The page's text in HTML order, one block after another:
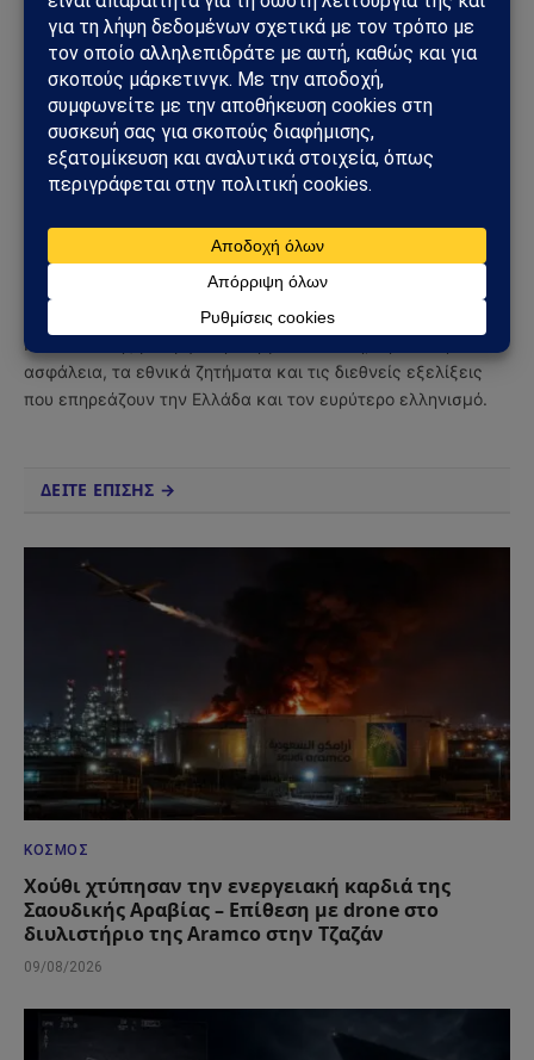
Ακολουθήστε στο YouTube
Facebook Twitter Pinterest
Sahiel Newsroom
Facebook
Το Sahiel.gr είναι ανεξάρτητη ψηφιακή πύλη ενημέρωσης
και ανάλυσης με έμφαση στη γεωπολιτική, τη διεθνή
ασφάλεια, τα εθνικά ζητήματα και τις διεθνείς εξελίξεις
που επηρεάζουν την Ελλάδα και τον ευρύτερο ελληνισμό.
ΔΕΙΤΕ ΕΠΙΣΗΣ →
ΚΌΣΜΟΣ
Χούθι χτύπησαν την ενεργειακή καρδιά της
Σαουδικής Αραβίας – Επίθεση με drone στο
διυλιστήριο της Aramco στην Τζαζάν
09/08/2026